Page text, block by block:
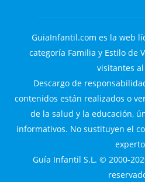
GuiaInfantil.com es la web
categoría Familia y Estilo de
visitantes
Descargo de
contenidos están realizados o
de la salud y la educación,
informativos. No sustituyen el
Guía Infantil S.L. © 2000-